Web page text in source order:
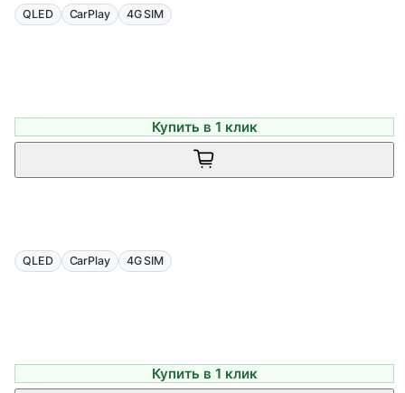
QLED CarPlay 4G SIM
Купить в 1 клик
QLED CarPlay 4G SIM
Купить в 1 клик